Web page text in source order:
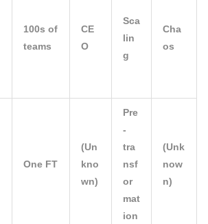
100s of
teams
CE
O
Sca
lin
g
Cha
os
One FT
(Un
kno
wn)
Pre
-
tra
nsf
or
mat
ion
(Unk
now
n)